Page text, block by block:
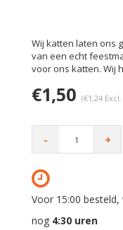
Wij katten laten ons
van een echt
voor ons katten. Wij
€1,50 (€1,24
- +
Voor 15:00
nog 4:30 uren